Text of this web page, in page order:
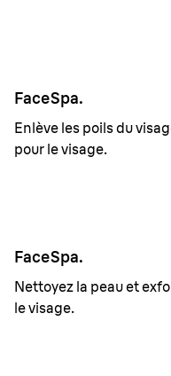
FaceSpa.
Enlève les poils du
pour le visage.
FaceSpa.
Nettoyez la peau et
le visage.